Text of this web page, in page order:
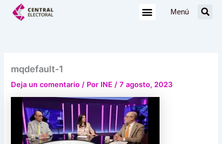
Menú
mqdefault-1
Deja un comentario / Por INE/7 agosto, 2023